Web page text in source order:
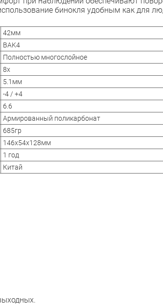
бинокля удобным как для
42мм
BAK4
Полностью многослойное
8x
5.1мм
-4 / +4
6.6
Армированный поликарбонат
685гр
146x54x128мм
1 год
Китай